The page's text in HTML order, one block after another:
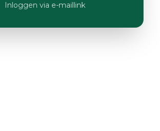
Inloggen via e-maillink